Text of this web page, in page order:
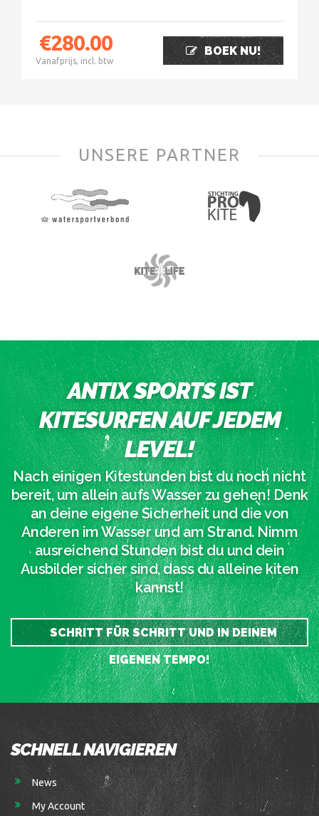
€280.00
Vanafprijs, incl. btw
BOEK NU!
UNSERE PARTNER
ANTIX SPORTS IST
KITESURFEN AUF JEDEM
LEVEL!
Nach einigen Kitestunden bist du noch nicht
bereit, um allein aufs Wasser zu gehen! Denk
an deine eigene Sicherheit und die von
Anderen im Wasser und am Strand. Nimm
ausreichend Stunden bist du und dein
Ausbilder sicher sind, dass du alleine kiten
kannst!
SCHRITT FÜR SCHRITT UND IN DEINEM
EIGENEN TEMPO!
SCHNELL NAVIGIEREN
News
My Account